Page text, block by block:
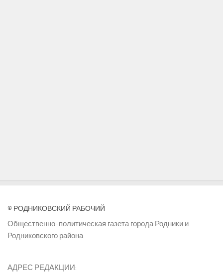
© РОДНИКОВСКИЙ РАБОЧИЙ
Общественно-политическая газета города Родники и
Родниковского района
АДРЕС РЕДАКЦИИ: